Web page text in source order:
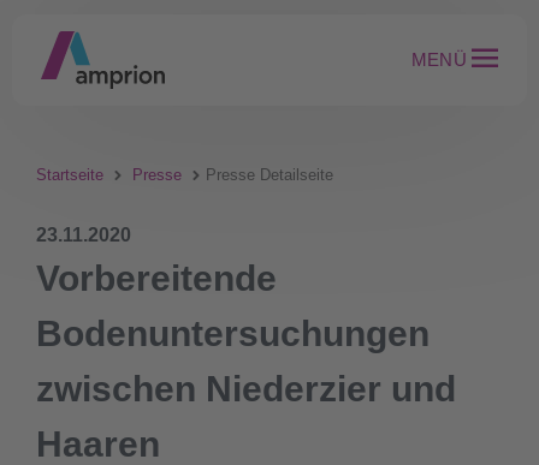
MENÜ
Startseite Presse Presse Detailseite
23.11.2020
Vorbereitende
Bodenuntersuchungen
zwischen Niederzier und
Haaren